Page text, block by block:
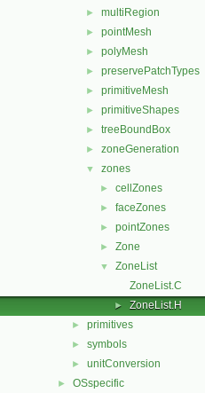
► multiRegion
► pointMesh
► polyMesh
► preservePatchTypes
► primitiveMesh
► primitiveShapes
► treeBoundBox
► zoneGeneration
▼ zones
► cellZones
► faceZones
► pointZones
► Zone
▼
ZoneList
ZoneList.C
► ZoneList.H
► primitives
► symbols
► unitConversion
► OSspecific